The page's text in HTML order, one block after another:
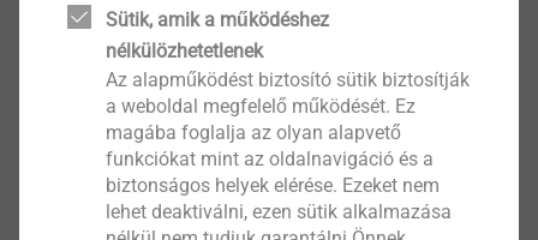
JT3-D-2H-6,5/7,0
Önfúró csavarok
Termék megtekintése
Sütik, amik a működéshez
nélkülözhetetlenek
Az alapműködést biztosító sütik biztosítják
a weboldal megfelelő működését. Ez
magába foglalja az olyan alapvető
funkciókat mint az oldalnavigáció és a
biztonságos helyek elérése. Ezeket nem
lehet deaktiválni, ezen sütik alkalmazása